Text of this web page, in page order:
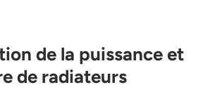
de la puissance et
de radiateurs